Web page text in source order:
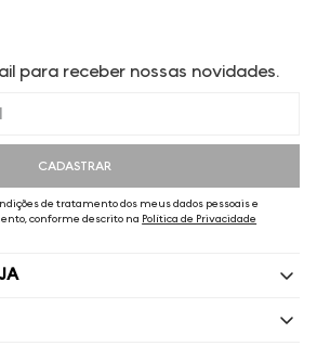
para receber nossas novidades.
CADASTRAR
de tratamento dos meus dados pessoais e
conforme descrito na Política de Privacidade